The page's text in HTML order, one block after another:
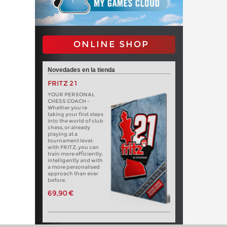
ONLINE SHOP
Novedades en la tienda
FRITZ 21
YOUR PERSONAL
CHESS COACH -
Whether you’re
taking your first steps
into the world of club
chess, or already
playing at a
tournament level:
with FRITZ, you can
train more efficiently,
intelligently and with
a more personalised
approach than ever
before.
69,90 €